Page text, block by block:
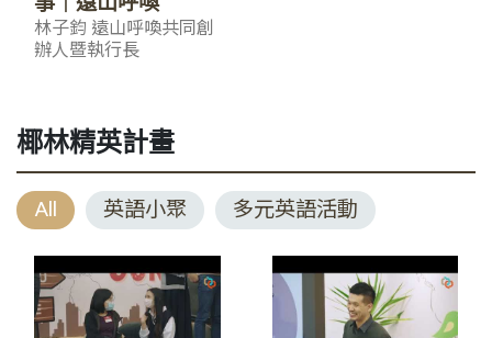
林子鈞 遠山呼喚共同創
辦人暨執行長
椰林精英計畫
All 英語小聚 多元英語活動